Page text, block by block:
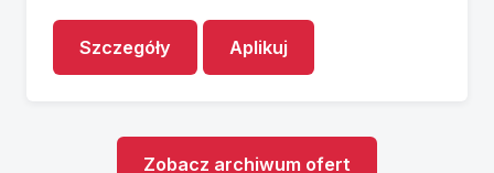
Szczegóły Aplikuj
Zobacz archiwum ofert